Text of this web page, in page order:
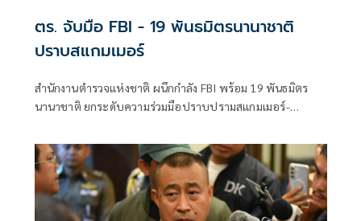
ตร. จับมือ FBI - 19 พันธมิตรนานาชาติ
ปราบสแกมเมอร์
สำนักงานตำรวจแห่งชาติ ผนึกกำลัง FBI พร้อม 19 พันธมิตร
นานาชาติ ยกระดับความร่วมมือปราบปรามสแกมเมอร์-